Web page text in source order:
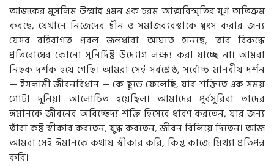
আজকের মুসলিম উম্মাহ এমন এক চরম আত্মবিস্মৃতির যুগ অতিক্রম
করছে, যেখানে নিজেদের দ্বীন ও সমাজব্যবস্থাকে ধ্বংস করার জন্য
যেসব বহিরাগত প্রবল জলধারা আঘাত হানছে, তার বিরুদ্ধে
প্রতিরোধের কোনো সুনির্দিষ্ট উদ্যোগ লক্ষ্য করা যাচ্ছে না। আমরা
নিছক দর্শক হয়ে গেছি। আমরা সেই সর্বশ্রেষ্ঠ, সর্বোচ্চ মানবীয় দর্শন
— ইসলামী জীবনবিধান — কে ছুড়ে ফেলেছি, যার শক্তিতে এক সময়
গোটা দুনিয়া আলোচিত হয়েছিল। আমাদের পূর্বসূরিরা তাদের
ঈমানকে জীবনের অবিচ্ছেদ্য শক্তি হিসেবে ধারণ করতেন, যার জন্য
তাঁরা কষ্ট স্বীকার করতেন, যুদ্ধ করতেন, জীবন বিলিয়ে দিতেন। আজ
আমরা সেই ঈমানকে কথায় স্বীকার করি, কিন্তু কাজে মিথ্যা প্রতিপন্ন
করি।